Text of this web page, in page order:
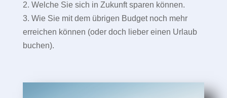
2. Welche Sie sich in Zukunft sparen können.
3. Wie Sie mit dem übrigen Budget noch mehr
erreichen können (oder doch lieber einen Urlaub
buchen).